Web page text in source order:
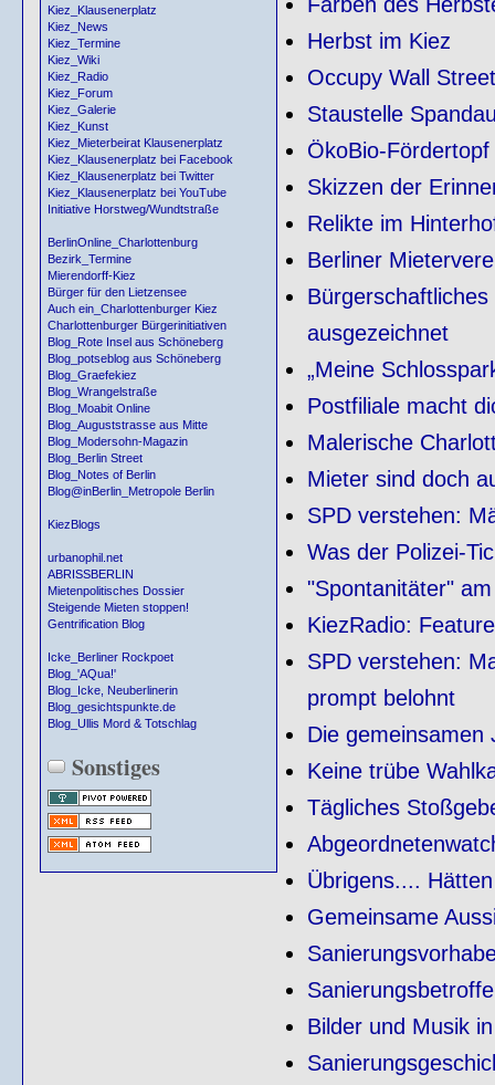
Kiez_Klausenerplatz
Kiez_News
Kiez_Termine
Kiez_Wiki
Kiez_Radio
Kiez_Forum
Kiez_Galerie
Kiez_Kunst
Kiez_Mieterbeirat Klausenerplatz
Kiez_Klausenerplatz bei Facebook
Kiez_Klausenerplatz bei Twitter
Kiez_Klausenerplatz bei YouTube
Initiative Horstweg/Wundtstraße
BerlinOnline_Charlottenburg
Bezirk_Termine
Mierendorff-Kiez
Bürger für den Lietzensee
Auch ein_Charlottenburger Kiez
Charlottenburger Bürgerinitiativen
Blog_Rote Insel aus Schöneberg
Blog_potseblog aus Schöneberg
Blog_Graefekiez
Blog_Wrangelstraße
Blog_Moabit Online
Blog_Auguststrasse aus Mitte
Blog_Modersohn-Magazin
Blog_Berlin Street
Blog_Notes of Berlin
Blog@inBerlin_Metropole Berlin
KiezBlogs
urbanophil.net
ABRISSBERLIN
Mietenpolitisches Dossier
Steigende Mieten stoppen!
Gentrification Blog
Icke_Berliner Rockpoet
Blog_'AQua!'
Blog_Icke, Neuberlinerin
Blog_gesichtspunkte.de
Blog_Ullis Mord & Totschlag
Sonstiges
Herbst im Kiez
Occupy Wall
Staustelle
ÖkoBio-
Skizzen der
Relikte im
Berliner
ausgezeichnet
„Meine
Postfiliale macht
Malerische
Mieter sind doch
SPD verstehen:
Was der Polizei-
"Spontanitäter"
KiezRadio:
SPD verstehen:
prompt belohnt
Die gemeinsamen
Keine trübe
Tägliches
Übrigens....
Gemeinsame
Bilder und Musik